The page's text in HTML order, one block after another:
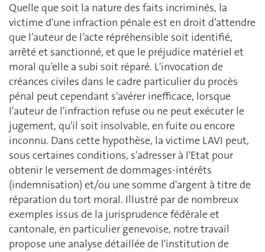
Quelle que soit la nature des faits incriminés, la
victime d'une infraction pénale est en droit d’attendre
que l’auteur de l’acte répréhensible soit identifié,
arrêté et sanctionné, et que le préjudice matériel et
moral qu’elle a subi soit réparé. L'invocation de
créances civiles dans le cadre particulier du procès
pénal peut cependant s'avérer inefficace, lorsque
l'auteur de l'infraction refuse ou ne peut exécuter le
jugement, qu'il soit insolvable, en fuite ou encore
inconnu. Dans cette hypothèse, la victime LAVI peut,
sous certaines conditions, s'adresser à l'Etat pour
obtenir le versement de dommages-intérêts
(indemnisation) et/ou une somme d'argent à titre de
réparation du tort moral. Illustré par de nombreux
exemples issus de la jurisprudence fédérale et
cantonale, en particulier genevoise, notre travail
propose une analyse détaillée de l'institution de